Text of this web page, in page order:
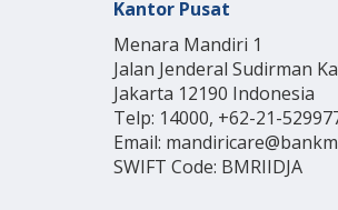
Kantor Pusat
Menara Mandiri 1
Jalan Jenderal Sudirman
Jakarta 12190 Indonesia
Telp: 14000, +62-21-
Email:
SWIFT Code: BMRIIDJA